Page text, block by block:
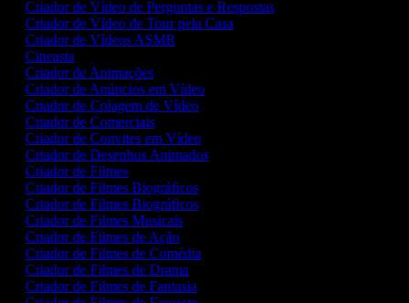
Criador de Vídeo de Perguntas e Respostas
Criador de Vídeo de Tour pela Casa
Criador de Vídeos ASMR
Cineasta
Criador de Animações
Criador de Anúncios em Vídeo
Criador de Colagem de Vídeo
Criador de Comerciais
Criador de Convites em Vídeo
Criador de Desenhos Animados
Criador de Filmes
Criador de Filmes Biográficos
Criador de Filmes Biográficos
Criador de Filmes Musicais
Criador de Filmes de Ação
Criador de Filmes de Comédia
Criador de Filmes de Drama
Criador de Filmes de Fantasia